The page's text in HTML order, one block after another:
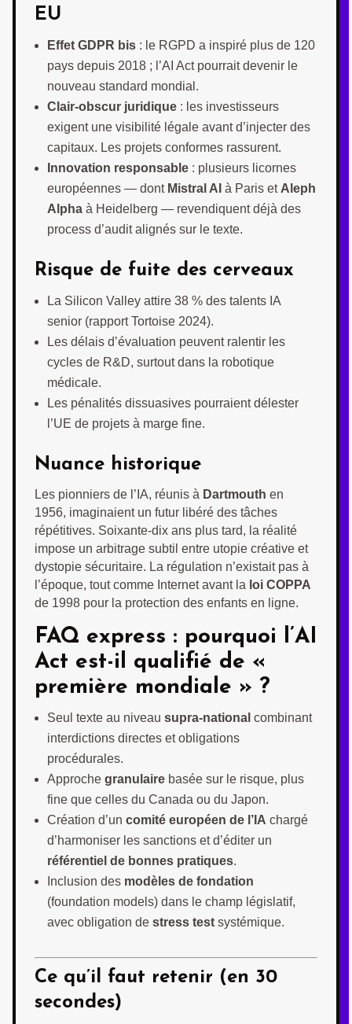
EU
Effet GDPR bis : le RGPD a inspiré plus de 120
pays depuis 2018 ; l’AI Act pourrait devenir le
nouveau standard mondial.
Clair-obscur juridique : les investisseurs
exigent une visibilité légale avant d’injecter des
capitaux. Les projets conformes rassurent.
Innovation responsable : plusieurs licornes
européennes — dont Mistral AI à Paris et Aleph
Alpha à Heidelberg — revendiquent déjà des
process d’audit alignés sur le texte.
Risque de fuite des cerveaux
La Silicon Valley attire 38 % des talents IA
senior (rapport Tortoise 2024).
Les délais d’évaluation peuvent ralentir les
cycles de R&D, surtout dans la robotique
médicale.
Les pénalités dissuasives pourraient délester
l’UE de projets à marge fine.
Nuance historique
Les pionniers de l’IA, réunis à Dartmouth en
1956, imaginaient un futur libéré des tâches
répétitives. Soixante-dix ans plus tard, la réalité
impose un arbitrage subtil entre utopie créative et
dystopie sécuritaire. La régulation n’existait pas à
l’époque, tout comme Internet avant la loi COPPA
de 1998 pour la protection des enfants en ligne.
FAQ express : pourquoi l’AI
Act est-il qualifié de «
première mondiale » ?
Seul texte au niveau supra-national combinant
interdictions directes et obligations
procédurales.
Approche granulaire basée sur le risque, plus
fine que celles du Canada ou du Japon.
Création d’un comité européen de l’IA chargé
d’harmoniser les sanctions et d’éditer un
référentiel de bonnes pratiques.
Inclusion des modèles de fondation
(foundation models) dans le champ législatif,
avec obligation de stress test systémique.
Ce qu’il faut retenir (en 30
secondes)